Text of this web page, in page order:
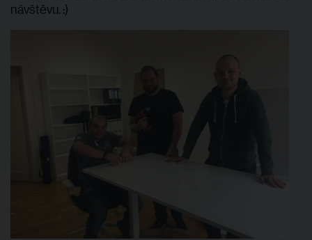
návštěvu. :)